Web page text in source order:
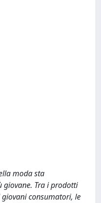
moda sta
Tra i prodotti
consumatori, le